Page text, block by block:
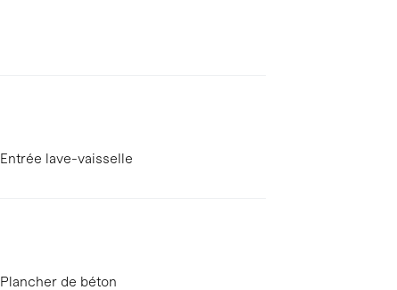
Entrée lave-vaisselle
Plancher de béton